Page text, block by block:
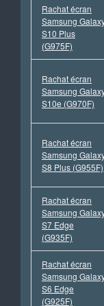
Rachat écran
Samsung
S10 Plus
(G975F)
Rachat écran
Samsung
S10e (G970F)
Rachat écran
Samsung
S8 Plus (G955F)
Rachat écran
Samsung
S7 Edge
(G935F)
Rachat écran
Samsung
S6 Edge
(G925F)